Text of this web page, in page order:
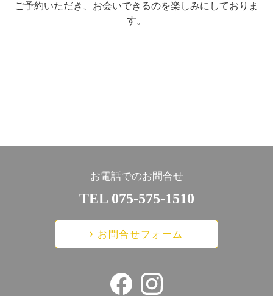
ご予約いただき、お会いできるのを楽しみにしておりま
す。
お電話でのお問合せ
TEL 075-575-1510
お問合せフォーム